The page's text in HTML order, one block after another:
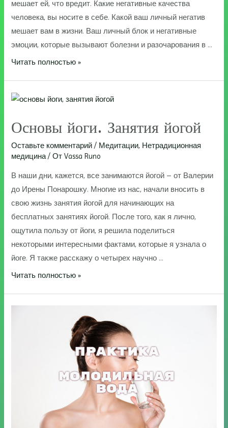
мешает ей, что вредит. Какие негативные качества
человека, вы носите в себе. Какой ваш личный негатив
мешает вам в жизни. Ваш личный блок и негативные
эмоции, которые вызывают болезни и разочарования в …
Убрать
Читать полностью »
Основы йоги. Занятия йогой
Оставьте комментарий / Медитации, Нетрадиционная
медицина / От Vassa Runo
В наши дни, кажется, все занимаются йогой – от Валерии
до Ирены Понарошку. Многие из нас, начали вносить в
свою жизнь занятия йогой для начинающих на
бесплатных занятиях йогой. После того, как я лично,
ощутила пользу от йоги, я решила поделиться
некоторыми интересными фактами, которые я узнала о
йоге. Я также расскажу о четырех научно …
Основы
Читать полностью »